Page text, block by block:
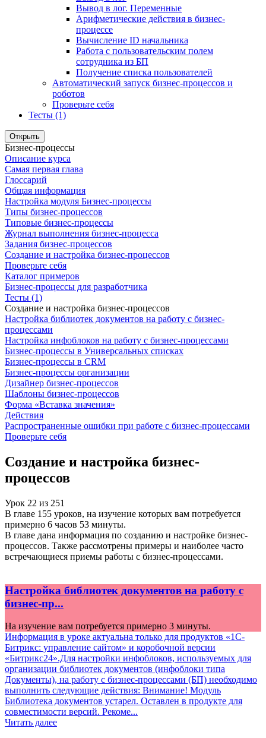
Вывод в лог. Переменные
Арифметические действия в бизнес-
процессе
Вычисление ID начальника
Работа с пользовательским полем
сотрудника из БП
Получение списка пользователей
Автоматический запуск бизнес-процессов и
роботов
Проверьте себя
Тесты (1)
Открыть
Бизнес-процессы
Описание курса
Самая первая глава
Глоссарий
Общая информация
Настройка модуля Бизнес-процессы
Типы бизнес-процессов
Типовые бизнес-процессы
Журнал выполнения бизнес-процесса
Задания бизнес-процессов
Создание и настройка бизнес-процессов
Проверьте себя
Каталог примеров
Бизнес-процессы для разработчика
Тесты (1)
Создание и настройка бизнес-процессов
Настройка библиотек документов на работу с бизнес-
процессами
Настройка инфоблоков на работу с бизнес-процессами
Бизнес-процессы в Универсальных списках
Бизнес-процессы в CRM
Бизнес-процессы организации
Дизайнер бизнес-процессов
Шаблоны бизнес-процессов
Форма «Вставка значения»
Действия
Распространенные ошибки при работе с бизнес-процессами
Проверьте себя
Создание и настройка бизнес-
процессов
Урок 22 из 251
В главе 155 уроков, на изучение которых вам потребуется
примерно 6 часов 53 минуты.
В главе дана информация по созданию и настройке бизнес-
процессов. Также рассмотрены примеры и наиболее часто
встречающиеся приемы работы с бизнес-процессами.
Настройка библиотек документов на работу с
бизнес-пр...
На изучение вам потребуется примерно 3 минуты.
Информация в уроке актуальна только для продуктов «1С-
Битрикс: управление сайтом» и коробочной версии
«Битрикс24».Для настройки инфоблоков, используемых для
организации библиотек документов (инфоблоки типа
Документы), на работу с бизнес-процессами (БП) необходимо
выполнить следующие действия: Внимание! Модуль
Библиотека документов устарел. Оставлен в продукте для
совместимости версий. Рекоме...
Читать далее